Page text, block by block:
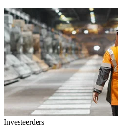
Investeerders